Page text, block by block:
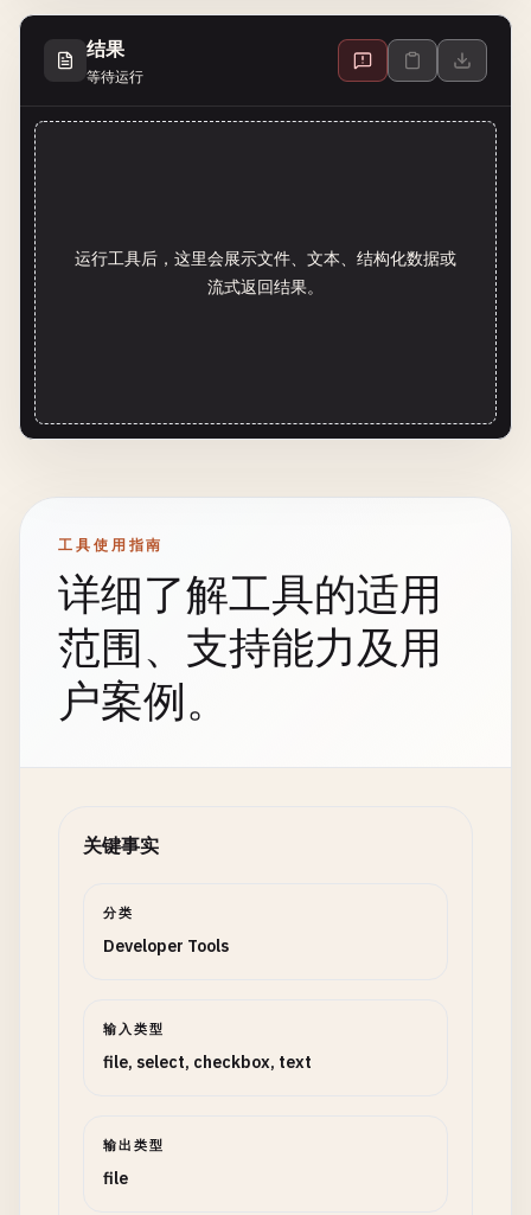
结果
等待运行
运行工具后，这里会展示文件、文本、结构化数据或
流式返回结果。
工具使用指南
详细了解工具的适用
范围、支持能力及用
户案例。
关键事实
分类
Developer Tools
输入类型
file, select, checkbox, text
输出类型
file